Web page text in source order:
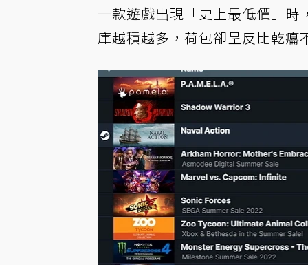
一款遊戲出現「史上最低價」
庫越積越多，荷包卻呈反比乾癟